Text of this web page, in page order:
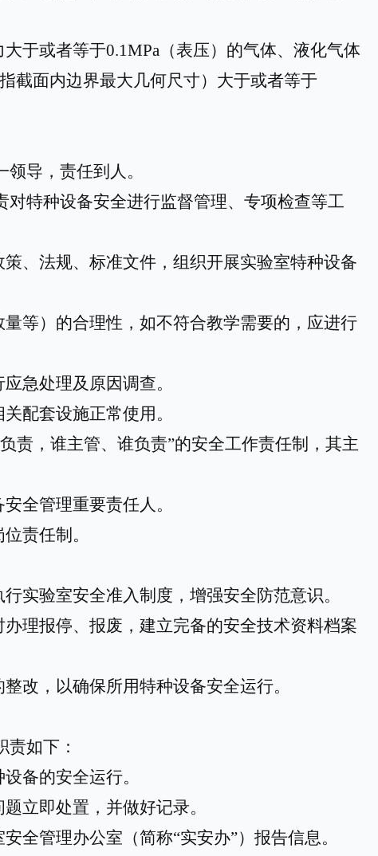
大于或者等于0.1MPa（表压）的气体、液化气体
截面内边界最大几何尺寸）大于或者等于
导，责任到人。
特种设备安全进行监督管理、专项检查等工
、法规、标准文件，组织开展实验室特种设备
等）的合理性，如不符合教学需要的，应进行
急处理及原因调查。
配套设施正常使用。
责，谁主管、谁负责”的安全工作责任制，其主
全管理重要责任人。
责任制。
实验室安全准入制度，增强安全防范意识。
理报停、报废，建立完备的安全技术资料档案
改，以确保所用特种设备安全运行。
如下：
备的安全运行。
立即处置，并做好记录。
安全管理办公室 （简称“实安办”） 报告信息。